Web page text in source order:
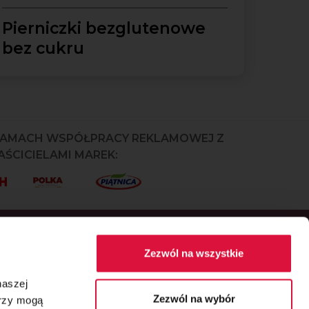
mogą
Zezwól na wszystkie
Zezwól na wybór
Pierniczki bezglutenowe
bez cukru
WSPÓŁPRACY REKLAMOWEJ Z
MAREK: